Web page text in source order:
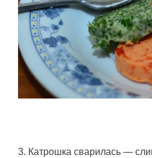
3. Катрошка сварилась —